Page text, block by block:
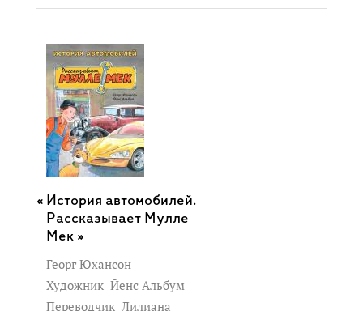
История автомобилей.
Рассказывает Мулле
Мек »
Георг Юхансон
Художник Йенс Альбум
Переводчик Лилиана